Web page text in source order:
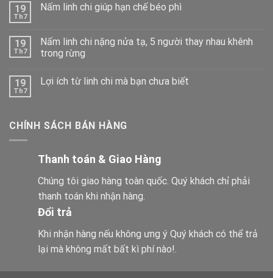
19
Th7
Nấm linh chi giúp hạn chế béo phì
19
Th7
Nấm linh chi nặng nửa tạ, 5 người thay nhau khênh
trong rừng
19
Th7
Lợi ích từ linh chi mà bạn chưa biết
CHÍNH SÁCH BÁN HÀNG
Thanh toán & Giao Hàng
Chúng tôi giao hàng toàn quốc. Quý khách chỉ phải
thanh toán khi nhận hàng.
Đổi trả
Khi nhận hàng nếu không ưng ý Quý khách có thể trả
lại mà không mất bất kì phí nào!.